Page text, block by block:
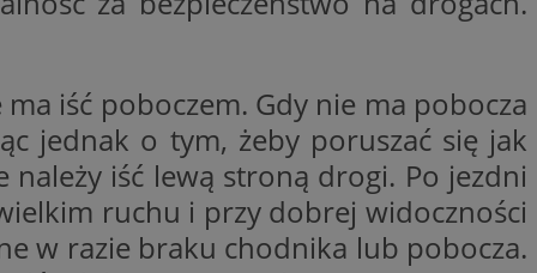
iść poboczem. Gdy nie ma pobocza
jednak o tym, żeby poruszać się jak
iść lewą stroną drogi. Po jezdni
ruchu i przy dobrej widoczności
w razie braku chodnika lub pobocza.
przestrzeganie
użytkownik nie
preferencji,
z regulacjami
gościa na
celów